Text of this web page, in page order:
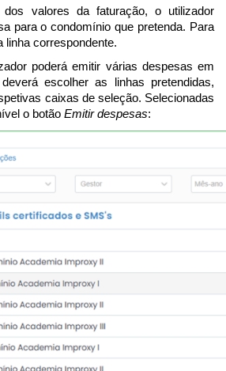
valores da faturação, o utilizador
para o condomínio que pretenda. Para
linha correspondente.
poderá emitir várias despesas em
escolher as linhas pretendidas,
caixas de seleção. Selecionadas
o botão Emitir despesas: